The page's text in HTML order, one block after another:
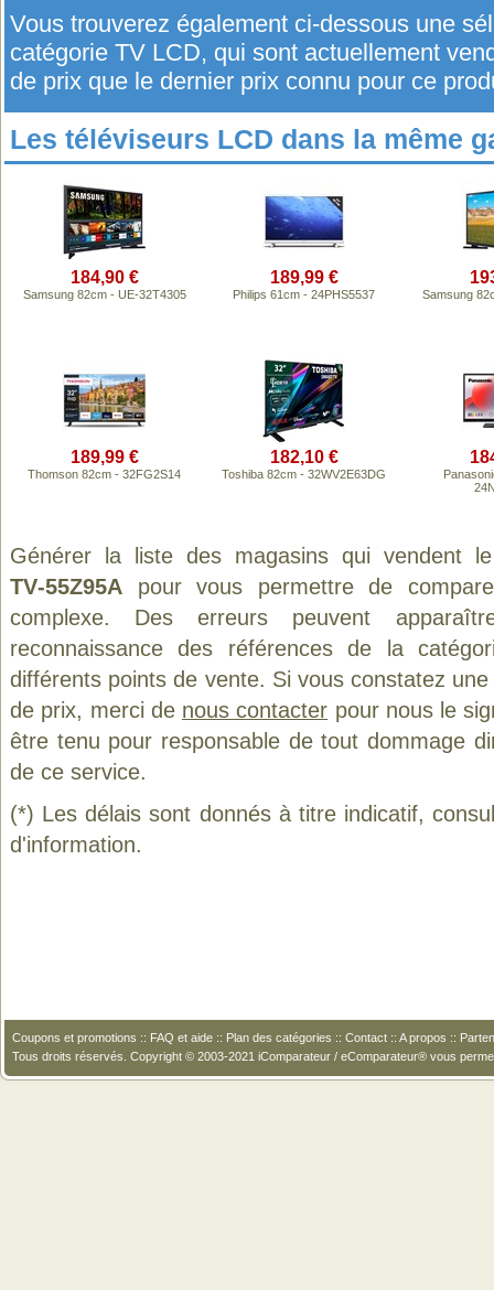
Vous trouverez également ci-dessous une
catégorie TV LCD, qui sont actuellement
de prix que le dernier prix connu pour ce
Les téléviseurs LCD dans la même
184,90 €
Samsung 82cm - UE-32T4305
189,99 €
Philips 61cm - 24PHS5537 Samsung
189,99 €
Thomson 82cm - 32FG2S14
182,10 €
Toshiba 82cm - 32WV2E63DG
Générer la liste des magasins qui vendent
TV‑55Z95A pour vous permettre de
complexe. Des erreurs peuvent
reconnaissance des références de la
différents points de vente. Si vous constatez
de prix, merci de nous contacter pour nous le
être tenu pour responsable de tout dommage
de ce service.
(*) Les délais sont donnés à titre indicatif,
d'information.
Coupons et promotions :: FAQ et aide :: Plan des catégories :: Contact :: A propos ::
Tous droits réservés. Copyright © 2003-2021 iComparateur / eComparateur® vous